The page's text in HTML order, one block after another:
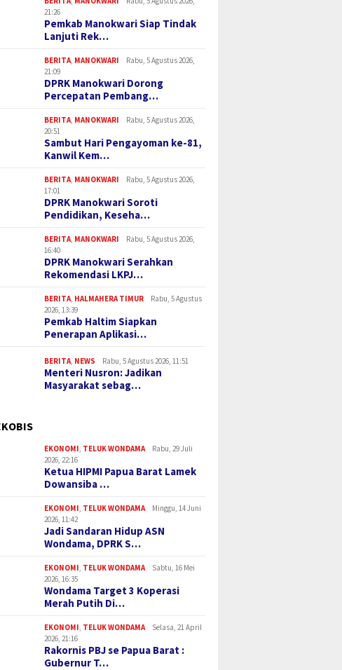
21:26
Pemkab Manokwari Siap Tindak
Lanjuti Rek…
BERITA MANOKWARI
Rabu, 5 Agustus 2026,
21:09
DPRK Manokwari Dorong
Percepatan Pembang…
BERITA MANOKWARI
Rabu, 5 Agustus 2026,
20:51
Sambut Hari Pengayoman ke-81,
Kanwil Kem…
BERITA MANOKWARI
Rabu, 5 Agustus 2026,
17:01
DPRK Manokwari Soroti
Pendidikan, Keseha…
BERITA MANOKWARI
Rabu, 5 Agustus 2026,
16:40
DPRK Manokwari Serahkan
Rekomendasi LKPJ…
BERITA HALMAHERA TIMUR
Rabu, 5 Agustus
2026, 13:39
Pemkab Haltim Siapkan
Penerapan Aplikasi…
BERITA NEWS Rabu, 5 Agustus 2026, 11:51
Menteri Nusron: Jadikan
Masyarakat sebag…
EKONOMI TELUK WONDAMA
Rabu, 29 Juli
2026, 22:16
Ketua HIPMI Papua Barat Lamek
Dowansiba …
EKONOMI TELUK WONDAMA
Minggu, 14 Juni
2026, 11:42
Jadi Sandaran Hidup ASN
Wondama, DPRK S…
EKONOMI TELUK WONDAMA
Sabtu, 16 Mei
2026, 16:35
Wondama Target 3 Koperasi
Merah Putih Di…
EKONOMI TELUK WONDAMA
Selasa, 21 April
2026, 21:16
Rakornis PBJ se Papua Barat :
Gubernur T…